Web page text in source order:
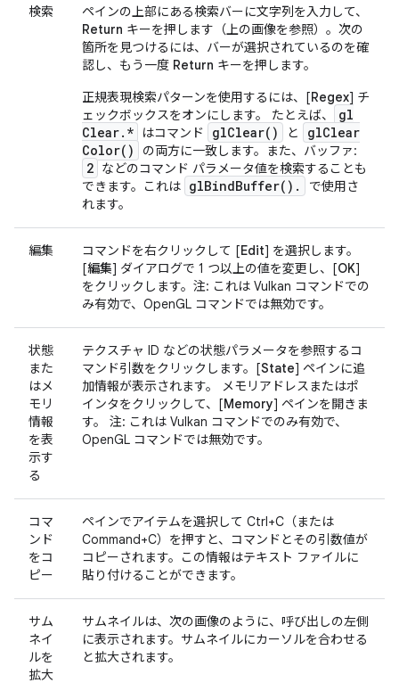
検索
ペインの上部にある検索バーに文字列を入力して、
Return キーを押します（上の画像を参照）。次の
箇所を見つけるには、バーが選択されているのを確
認し、もう一度 Return キーを押します。
正規表現検索パターンを使用するには、[Regex] チ
ェックボックスをオンにします。 たとえば、
gl
Clear. * はコマンド glClear( ) と glClear
Color( ) の両方に一致します。また、バッファ:
2 などのコマンド パラメータ値を検索することも
できます。これは glBindBuffer( ) .
で使用さ
れます。
編集 コマンドを右クリックして [Edit] を選択します。
[編集] ダイアログで 1 つ以上の値を変更し、[OK]
をクリックします。注: これは Vulkan コマンドでの
み有効で、OpenGL コマンドでは無効です。
状態
また
はメ
モリ
情報
を表
示す
る
テクスチャ ID などの状態パラメータを参照するコ
マンド引数をクリックします。[State] ペインに追
加情報が表示されます。 メモリアドレスまたはポ
インタをクリックして、[Memory] ペインを開きま
す。 注: これは Vulkan コマンドでのみ有効で、
OpenGL コマンドでは無効です。
コマ
ンド
をコ
ピー
ペインでアイテムを選択して Ctrl+C（または
Command+C）を押すと、コマンドとその引数値が
コピーされます。この情報はテキスト ファイルに
貼り付けることができます。
サム
ネイ
ルを
拡大
サムネイルは、次の画像のように、呼び出しの左側
に表示されます。サムネイルにカーソルを合わせる
と拡大されます。